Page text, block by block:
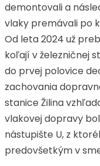
demontovali a
vlaky premávali po
Od leta 2024 už
koľají v železničnej
do prvej polovice
zachovania
stanice Žilina
vlakovej dopravy
nástupište U, z
predovšetkým v